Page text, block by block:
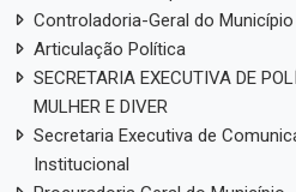
Controladoria-Geral do Município
Articulação Política
SECRETARIA EXECUTIVA DE
MULHER E DIVER
Secretaria Executiva de
Institucional